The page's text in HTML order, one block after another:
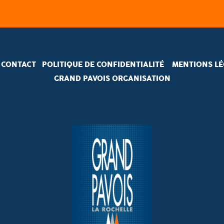
CONTACT POLITIQUE DE CONFIDENTIALITÉ
MENTIONS
GRAND PAVOIS ORGANISATION